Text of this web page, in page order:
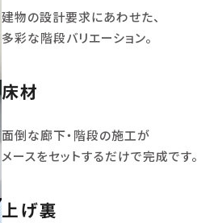
建物の設計要求にあわせた、
多彩な階段バリエーション。
床材
面倒な廊下・階段の施工が
メースをセットするだけで完成です。
上げ裏